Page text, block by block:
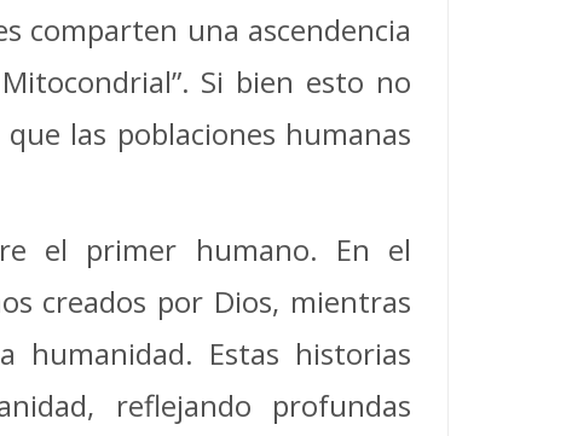
comparten una ascendencia
Si bien esto no
las poblaciones humanas
el primer humano. En el
creados por Dios, mientras
Estas historias
reflejando profundas